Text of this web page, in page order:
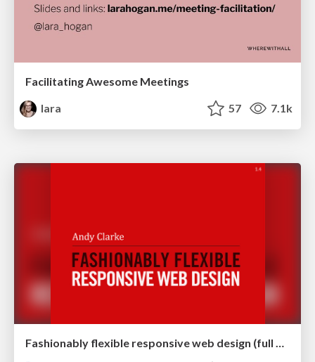
Facilitating Awesome Meetings
lara
57 7.1k
Fashionably flexible responsive web design (full day workshop)